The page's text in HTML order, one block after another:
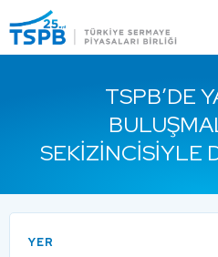
Close
TSPB’DE
SEKIZINCISIYLE
YER